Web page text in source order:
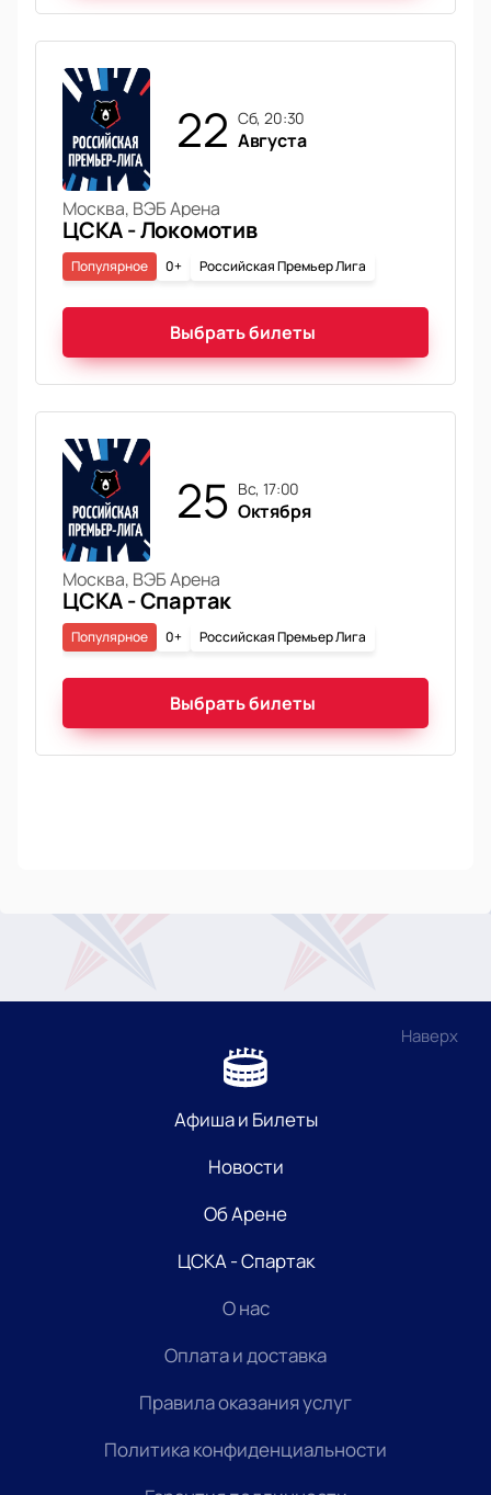
22 сб, 20:30
Августа
Москва, ВЭБ Арена
ЦСКА - Локомотив
0+ Российская Премьер Лига
Популярное
Выбрать билеты
25 вс, 17:00
Октября
Москва, ВЭБ Арена
ЦСКА - Спартак
0+ Российская Премьер Лига
Популярное
Выбрать билеты
Наверх
Афиша и Билеты
Новости
Об Арене
ЦСКА - Спартак
О нас
Оплата и доставка
Правила оказания услуг
Политика конфиденциальности